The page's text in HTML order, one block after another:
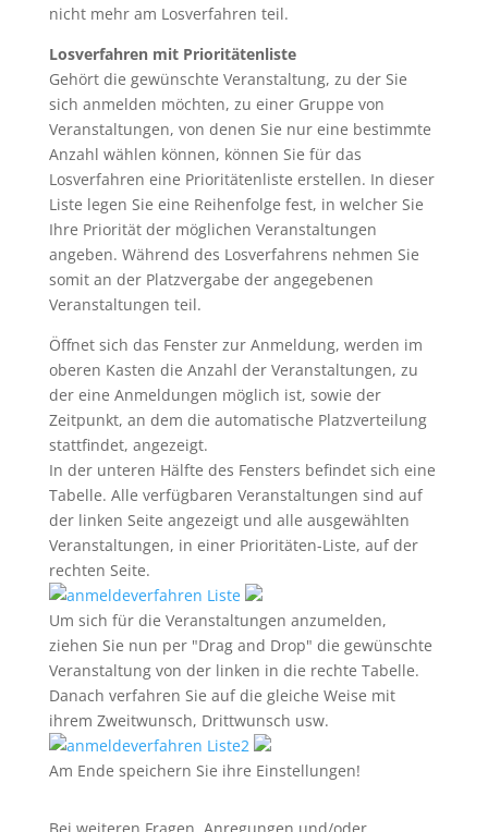
nicht mehr am Losverfahren teil.
Losverfahren mit Prioritätenliste
Gehört die gewünschte Veranstaltung, zu der Sie
sich anmelden möchten, zu einer Gruppe von
Veranstaltungen, von denen Sie nur eine bestimmte
Anzahl wählen können, können Sie für das
Losverfahren eine Prioritätenliste erstellen. In dieser
Liste legen Sie eine Reihenfolge fest, in welcher Sie
Ihre Priorität der möglichen Veranstaltungen
angeben. Während des Losverfahrens nehmen Sie
somit an der Platzvergabe der angegebenen
Veranstaltungen teil.
Öffnet sich das Fenster zur Anmeldung, werden im
oberen Kasten die Anzahl der Veranstaltungen, zu
der eine Anmeldungen möglich ist, sowie der
Zeitpunkt, an dem die automatische Platzverteilung
stattfindet, angezeigt.
In der unteren Hälfte des Fensters befindet sich eine
Tabelle. Alle verfügbaren Veranstaltungen sind auf
der linken Seite angezeigt und alle ausgewählten
Veranstaltungen, in einer Prioritäten-Liste, auf der
rechten Seite.
Um sich für die Veranstaltungen anzumelden,
ziehen Sie nun per "Drag and Drop" die gewünschte
Veranstaltung von der linken in die rechte Tabelle.
Danach verfahren Sie auf die gleiche Weise mit
ihrem Zweitwunsch, Drittwunsch usw.
Am Ende speichern Sie ihre Einstellungen!